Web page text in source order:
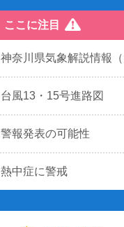
ここに注目
神奈川県気象解説情報
台風13・15号進路図
警報発表の可能性
熱中症に警戒